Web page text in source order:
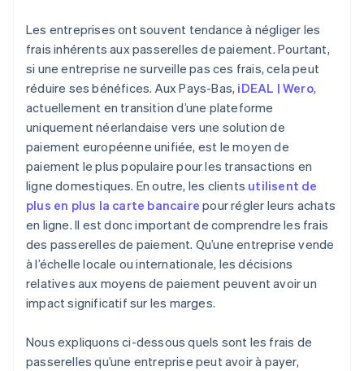
Efficacité opérationnelle
Pression sur la compétitivité des prix
Négociez de meilleurs tarifs pour les volumes plus
élevés
Regroupez les paiements internationaux
Gérez soigneusement les remboursements et les
rétrofacturations
Favorisez les virements bancaires pour les
transactions plus importantes
Utilisez des modèles d’abonnement pour les
paiements récurrents
Consolidez les moyens de paiement pour réduire les
frais généraux
Les entreprises ont souvent tendance à négliger les
frais inhérents aux passerelles de paiement. Pourtant,
si une entreprise ne surveille pas ces frais, cela peut
réduire ses bénéfices. Aux Pays-Bas, iDEAL | Wero,
actuellement en transition d’une plateforme
uniquement néerlandaise vers une solution de
paiement européenne unifiée, est le moyen de
paiement le plus populaire pour les transactions en
ligne domestiques. En outre, les clients utilisent de
plus en plus la carte bancaire pour régler leurs achats
en ligne. Il est donc important de comprendre les frais
des passerelles de paiement. Qu’une entreprise vende
à l’échelle locale ou internationale, les décisions
relatives aux moyens de paiement peuvent avoir un
impact significatif sur les marges.
Nous expliquons ci-dessous quels sont les frais de
passerelles qu’une entreprise peut avoir à payer,